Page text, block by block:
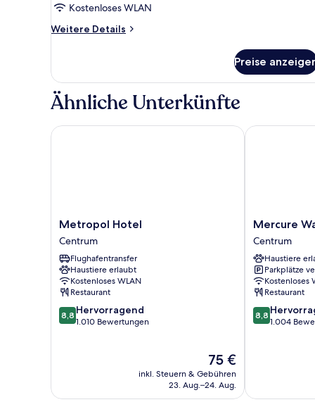
Kostenloses WLAN
Weitere Details
Weitere
Single
Room
Preise
Ähnliche Unterkünfte
Metropol
Hotel
Centrum
Metropol Hotel
Centrum
Flughafentransfer
Haustiere erlaubt
Kostenloses WLAN
Restaurant
8.8
von
8,8 Hervorragend
1.010 Bewertungen
Der
Preis
beträgt
75 €
inkl. Steuern & Gebühren
23. Aug.–24. Aug.
Metropol Hotel
Mercure
Warszawa
Grand
Centrum
Mercure
Centrum
Haustiere
Parkplätze
Kostenloses
Restaurant
8.8
von
8,8
1.004
Mercure